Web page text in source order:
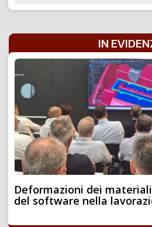
IN
Deformazioni dei
del software nella